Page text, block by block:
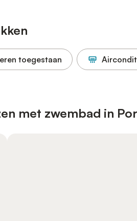
toegestaan
met zwembad in